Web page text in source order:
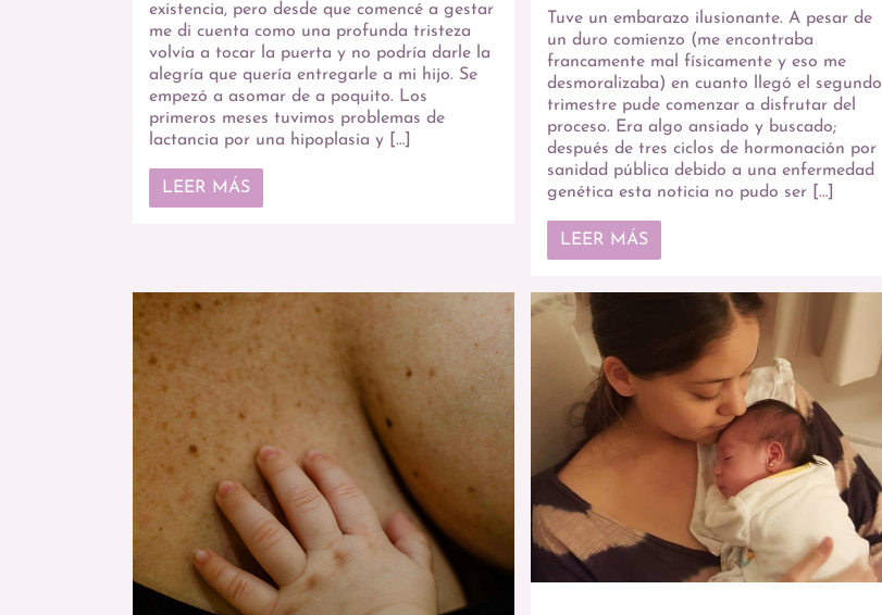
existencia, pero desde que comencé a gestar
me di cuenta como una profunda tristeza
volvía a tocar la puerta y no podría darle la
alegría que quería entregarle a mi hijo. Se
empezó a asomar de a poquito. Los
primeros meses tuvimos problemas de
lactancia por una hipoplasia y […]
LEER MÁS
Tuve un embarazo ilusionante. A pesar de
un duro comienzo (me encontraba
francamente mal físicamente y eso me
desmoralizaba) en cuanto llegó el segundo
trimestre pude comenzar a disfrutar del
proceso. Era algo ansiado y buscado;
después de tres ciclos de hormonación por
sanidad pública debido a una enfermedad
genética esta noticia no pudo ser […]
LEER MÁS